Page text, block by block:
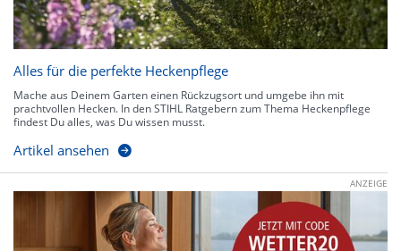
Alles für die perfekte Heckenpflege
Mache aus Deinem Garten einen Rückzugsort und umgebe ihn mit
prachtvollen Hecken. In den STIHL Ratgebern zum Thema Heckenpflege
findest Du alles, was Du wissen musst.
Artikel ansehen
ANZEIGE